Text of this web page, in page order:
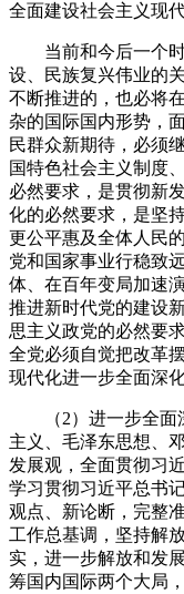
全面建设社会主义现
当前和今后一个时
设、民族复兴伟业的
不断推进的，也必将
杂的国际国内形势，
民群众新期待，必须
国特色社会主义制度
必然要求，是贯彻新
化的必然要求，是坚
更公平惠及全体人民
党和国家事业行稳致
体、在百年变局加速
推进新时代党的建设
思主义政党的必然要
全党必须自觉把改革
现代化进一步全面深化
（2）进一步全面
主义、毛泽东思想、
发展观，全面贯彻习
学习贯彻习近平总书
观点、新论断，完整
工作总基调，坚持解
实，进一步解放和发
筹国内国际两个大局